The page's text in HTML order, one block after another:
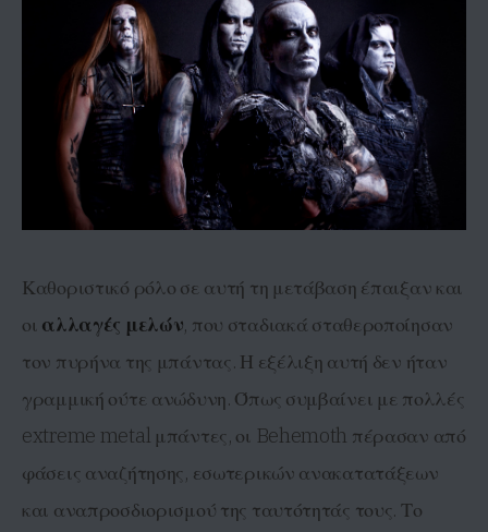
Καθοριστικό ρόλο σε αυτή τη μετάβαση έπαιξαν και
οι αλλαγές μελών, που σταδιακά σταθεροποίησαν
τον πυρήνα της μπάντας. Η εξέλιξη αυτή δεν ήταν
γραμμική ούτε ανώδυνη. Όπως συμβαίνει με πολλές
extreme metal μπάντες, οι Behemoth πέρασαν από
φάσεις αναζήτησης, εσωτερικών ανακατατάξεων
και αναπροσδιορισμού της ταυτότητάς τους. Το